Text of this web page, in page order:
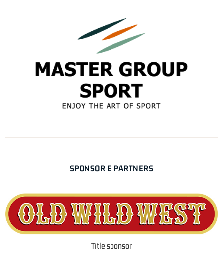
SPONSOR E PARTNERS
Title sponsor